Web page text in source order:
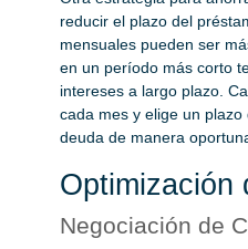
reducir el plazo del
mensuales pueden ser
en un período más corto
intereses a largo plazo.
cada mes y elige un
deuda de manera
Optimización
Negociación de